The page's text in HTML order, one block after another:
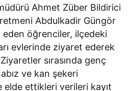
Ahmet Züber Bildirici
Abdulkadir Güngör
öğrenciler, ilçedeki
evlerinde ziyaret ederek
sırasında genç
ve kan şekeri
elde ettikleri verileri kayıt